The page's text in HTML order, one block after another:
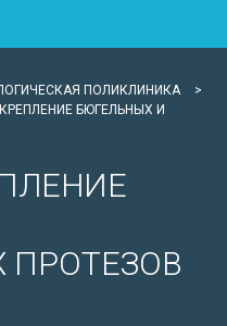
ПОЛИКЛИНИКА
>
БЮГЕЛЬНЫХ И